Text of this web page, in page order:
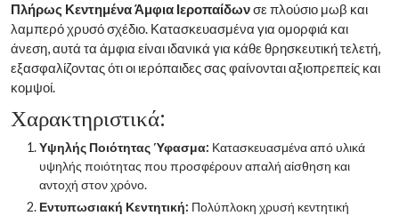
Πλήρως Κεντημένα Άμφια Ιεροπαίδωνσε πλούσιο μωβ και
λαμπερό χρυσό σχέδιο. Κατασκευασμένα για ομορφιά και
άνεση, αυτά τα άμφια είναι ιδανικά για κάθε θρησκευτική τελετή,
εξασφαλίζοντας ότι οι ιερόπαιδες σας φαίνονται αξιοπρεπείς και
κομψοί.
Χαρακτηριστικά:
Υψηλής Ποιότητας Ύφασμα: Κατασκευασμένα από υλικά
υψηλής ποιότητας που προσφέρουν απαλή αίσθηση και
αντοχή στον χρόνο.
Εντυπωσιακή Κεντητική: Πολύπλοκη χρυσή κεντητική